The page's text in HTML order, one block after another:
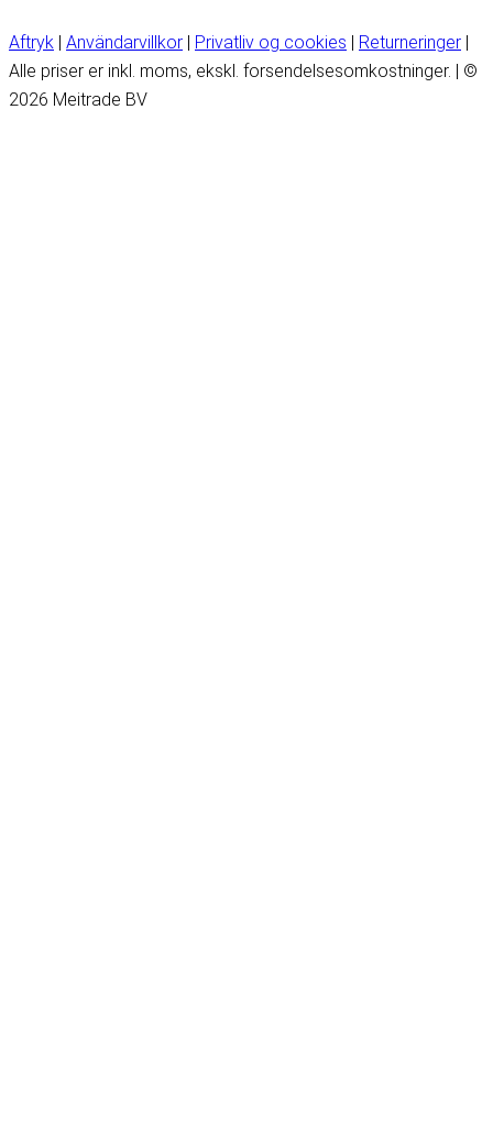
Aftryk | Användarvillkor | Privatliv og cookies | Returneringer |
Alle priser er inkl. moms, ekskl. forsendelsesomkostninger. | ©
2026 Meitrade BV